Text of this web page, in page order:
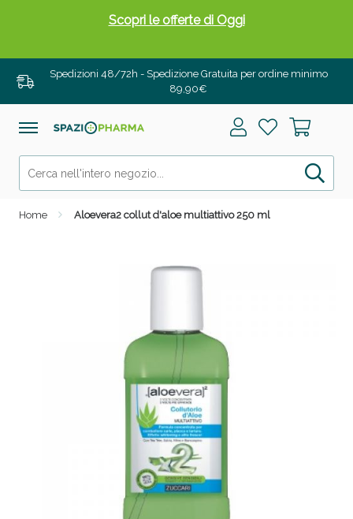
Spedizioni 48/72h - Spedizione Gratuita per ordine minimo
89,90€
Home Aloevera2 collut d'aloe multiattivo 250 ml
Scopri le offerte di Oggi